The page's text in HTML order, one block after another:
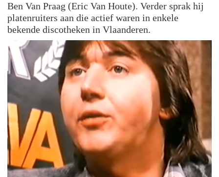
Ben Van Praag (Eric Van Houte). Verder sprak hij
platenruiters aan die actief waren in enkele
bekende discotheken in Vlaanderen.